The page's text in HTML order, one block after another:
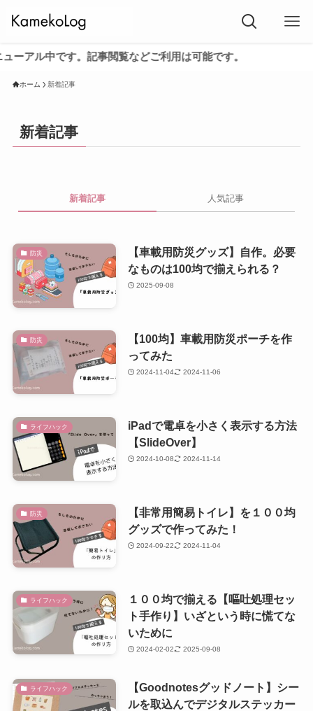
中です。記事閲覧などご利用は可能です。
ホーム 新着記事
新着記事
新着記事 人気記事
防災
【車載用防災グッズ】自作。必要
なものは100均で揃えられる？
2025-09-08
防災
【100均】車載用防災ポーチを作
ってみた
2024-11-04 2024-11-06
ライフハック
iPadで電卓を小さく表示する方法
【SlideOver】
2024-10-08 2024-11-14
防災
【非常用簡易トイレ】を１００均
グッズで作ってみた！
2024-09-22 2024-11-04
ライフハック
１００均で揃える【嘔吐処理セッ
ト手作り】いざという時に慌てな
いために
2024-02-02 2025-09-08
ライフハック
【Goodnotesグッドノート】シー
ルを取込んでデジタルステッカー